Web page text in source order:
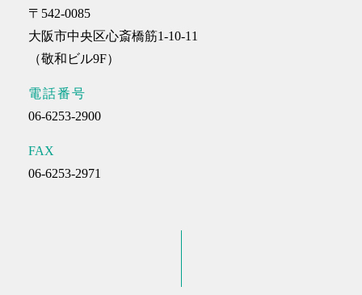
アクセス
よくあるご質問
採用情報
〒542-0085
大阪市中央区心斎橋筋1-10-11
（敬和ビル9F）
電話番号
06-6253-2900
FAX
06-6253-2971